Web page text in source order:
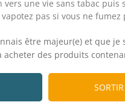
une vie sans tabac puis
pas si vous ne fumez
être majeur(e) et que je
acheter des produits
SORTIR